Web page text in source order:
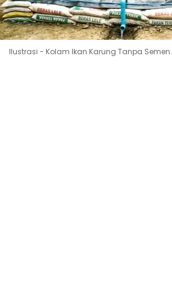
Ilustrasi - Kolam Ikan Karung Tanpa Semen.